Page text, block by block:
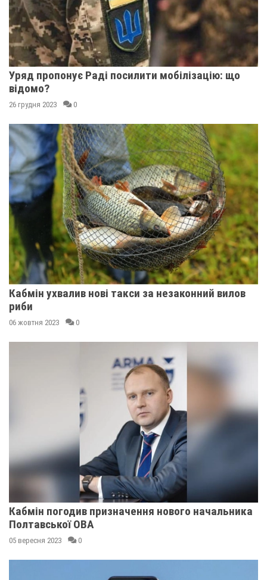
Уряд пропонує Раді посилити мобілізацію: що
відомо?
26 грудня 2023 0
Кабмін ухвалив нові такси за незаконний вилов
риби
06 жовтня 2023 0
Кабмін погодив призначення нового начальника
Полтавської ОВА
05 вересня 2023 0